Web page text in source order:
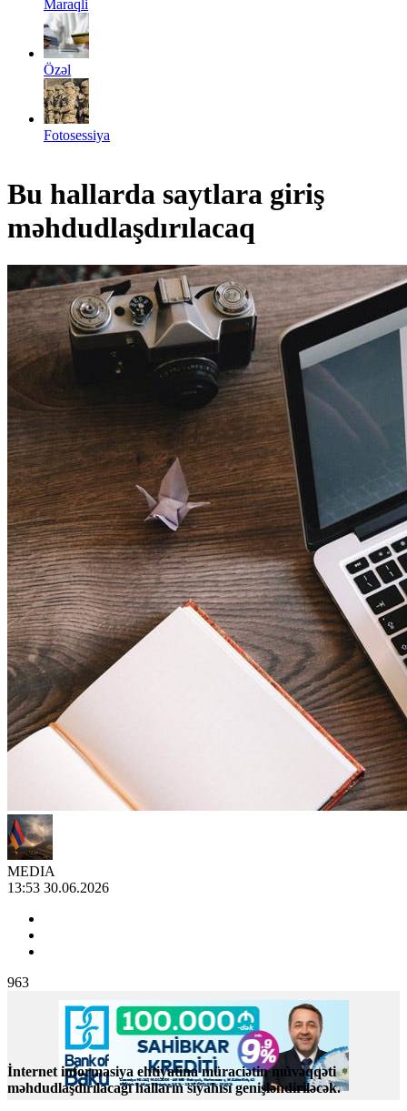
Maraqli
Özəl
Fotosessiya
Bu hallarda saytlara giriş
məhdudlaşdırılacaq
MEDIA
13:53 30.06.2026
963
İnternet informasiya ehtiyatına müraciətin müvəqqəti
məhdudlaşdırılacağı halların siyahısı genişləndiriləcək.